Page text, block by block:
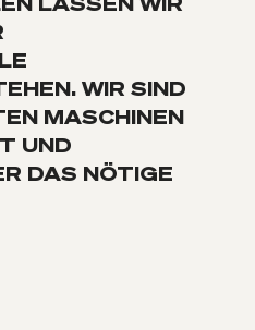
WIR SIND
MASCHINEN
UND
DAS NÖTIGE